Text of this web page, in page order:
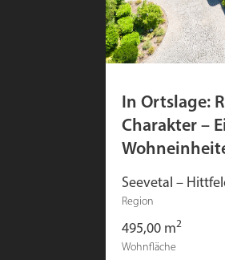
In Ortslage:
Charakter –
Seevetal –
Region
495,00 m2
Wohnfläche